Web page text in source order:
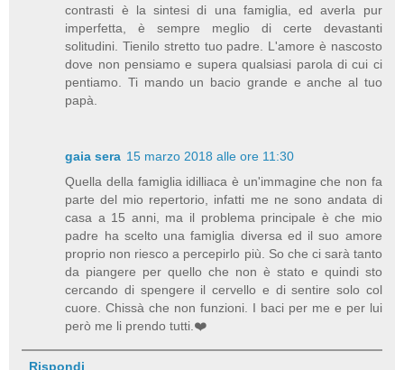
contrasti è la sintesi di una famiglia, ed averla pur
imperfetta, è sempre meglio di certe devastanti
solitudini. Tienilo stretto tuo padre. L'amore è nascosto
dove non pensiamo e supera qualsiasi parola di cui ci
pentiamo. Ti mando un bacio grande e anche al tuo
papà.
gaia sera 15 marzo 2018 alle ore 11:30
Quella della famiglia idilliaca è un'immagine che non fa
parte del mio repertorio, infatti me ne sono andata di
casa a 15 anni, ma il problema principale è che mio
padre ha scelto una famiglia diversa ed il suo amore
proprio non riesco a percepirlo più. So che ci sarà tanto
da piangere per quello che non è stato e quindi sto
cercando di spengere il cervello e di sentire solo col
cuore. Chissà che non funzioni. I baci per me e per lui
però me li prendo tutti.❤️
Rispondi